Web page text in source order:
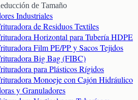
de Tamaño
Industriales
de Residuos Textiles
Horizontal para Tubería HDPE
Film PE/PP y Sacos Tejidos
Big Bag (FIBC)
para Plásticos Rígidos
Monoeje con Cajón Hidráulico
y Granuladores